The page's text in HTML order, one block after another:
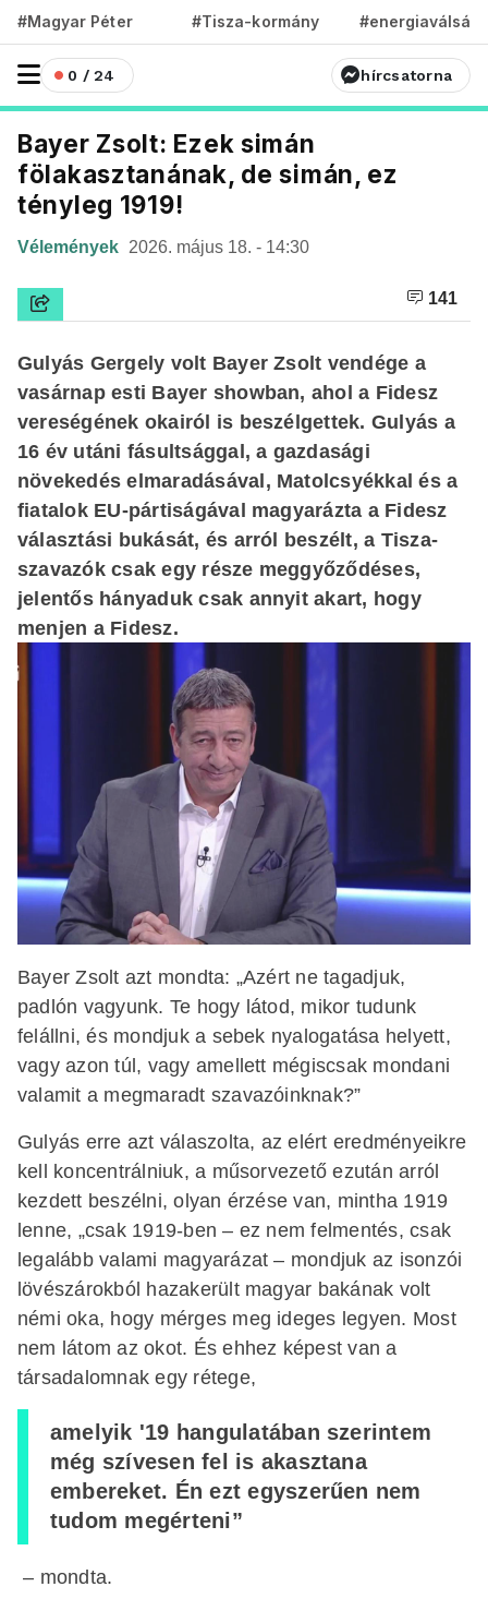
#Magyar Péter #Tisza-kormány #energiaválság
0 / 24 hírcsatorna
Bayer Zsolt: Ezek simán
fölakasztanának, de simán, ez
tényleg 1919!
Vélemények 2026. május 18. - 14:30
141
Gulyás Gergely volt Bayer Zsolt vendége a
vasárnap esti Bayer showban, ahol a Fidesz
vereségének okairól is beszélgettek. Gulyás a
16 év utáni fásultsággal, a gazdasági
növekedés elmaradásával, Matolcsyékkal és a
fiatalok EU-pártiságával magyarázta a Fidesz
választási bukását, és arról beszélt, a Tisza-
szavazók csak egy része meggyőződéses,
jelentős hányaduk csak annyit akart, hogy
menjen a Fidesz.
Bayer Zsolt azt mondta: „Azért ne tagadjuk,
padlón vagyunk. Te hogy látod, mikor tudunk
felállni, és mondjuk a sebek nyalogatása helyett,
vagy azon túl, vagy amellett mégiscsak mondani
valamit a megmaradt szavazóinknak?”
Gulyás erre azt válaszolta, az elért eredményeikre
kell koncentrálniuk, a műsorvezető ezután arról
kezdett beszélni, olyan érzése van, mintha 1919
lenne, „csak 1919-ben – ez nem felmentés, csak
legalább valami magyarázat – mondjuk az isonzói
lövészárokból hazakerült magyar bakának volt
némi oka, hogy mérges meg ideges legyen. Most
nem látom az okot. És ehhez képest van a
társadalomnak egy rétege,
amelyik '19 hangulatában szerintem
még szívesen fel is akasztana
embereket. Én ezt egyszerűen nem
tudom megérteni”
– mondta.